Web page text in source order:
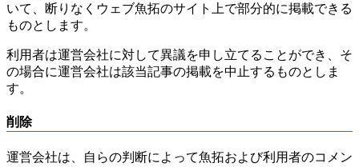
いて、断りなくウェブ魚拓のサイト上で部分的に掲載できる
ものとします。
利用者は運営会社に対して異議を申し立てることができ、そ
の場合に運営会社は該当記事の掲載を中止するものとしま
す。
削除
運営会社は、自らの判断によって魚拓および利用者のコメン